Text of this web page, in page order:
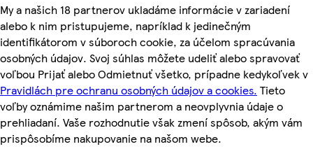
My a našich 18 partnerov ukladáme informácie v zariadení
alebo k nim pristupujeme, napríklad k jedinečným
identifikátorom v súboroch cookie, za účelom spracúvania
osobných údajov. Svoj súhlas môžete udeliť alebo spravovať
voľbou Prijať alebo Odmietnuť všetko, prípadne kedykoľvek v
Pravidlách pre ochranu osobných údajov a cookies. Tieto
voľby oznámime našim partnerom a neovplyvnia údaje o
prehliadaní. Vaše rozhodnutie však zmení spôsob, akým vám
prispôsobíme nakupovanie na našom webe.